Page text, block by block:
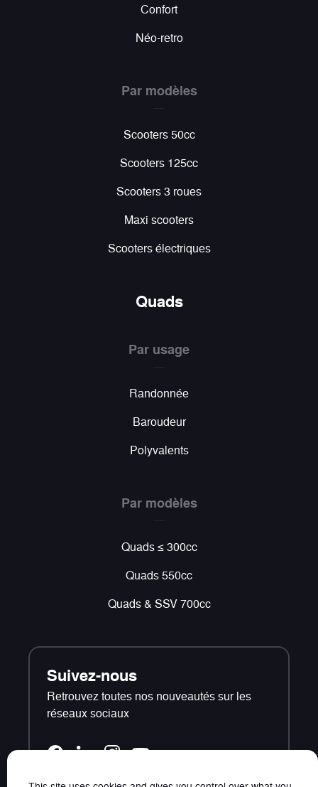
Confort
Néo-retro
Par modèles
Scooters 50cc
Scooters 125cc
Scooters 3 roues
Maxi scooters
Scooters électriques
Quads
Par usage
Randonnée
Baroudeur
Polyvalents
Par modèles
Quads ≤ 300cc
Quads 550cc
Quads & SSV 700cc
Suivez-nous
Retrouvez toutes nos nouveautés sur les
réseaux sociaux